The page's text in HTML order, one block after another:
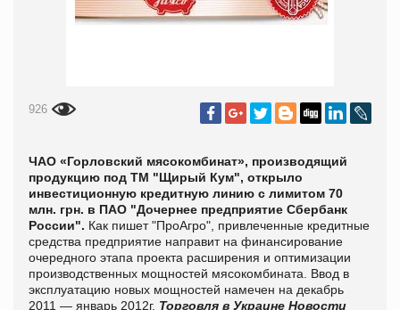
926
ЧАО «Горловский мясокомбинат», производящий
продукцию под ТМ "Щирый Кум", открыло
инвестиционную кредитную линию с лимитом 70
млн. грн. в ПАО "Дочернее предприятие Сбербанк
России". Как пишет "ПроАгро", привлеченные кредитные
средства предприятие направит на финансирование
очередного этапа проекта расширения и оптимизации
производственных мощностей мясокомбината. Ввод в
эксплуатацию новых мощностей намечен на декабрь
2011 — январь 2012г. Торговля в Украине Новости